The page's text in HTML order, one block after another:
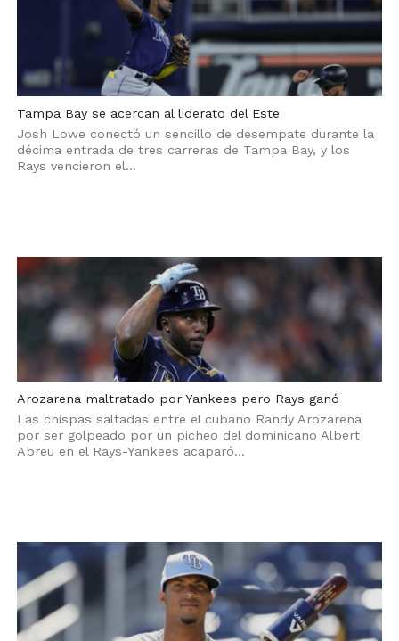
Tampa Bay se acercan al liderato del Este
Josh Lowe conectó un sencillo de desempate durante la
décima entrada de tres carreras de Tampa Bay, y los
Rays vencieron el...
Arozarena maltratado por Yankees pero Rays ganó
Las chispas saltadas entre el cubano Randy Arozarena
por ser golpeado por un picheo del dominicano Albert
Abreu en el Rays-Yankees acaparó...